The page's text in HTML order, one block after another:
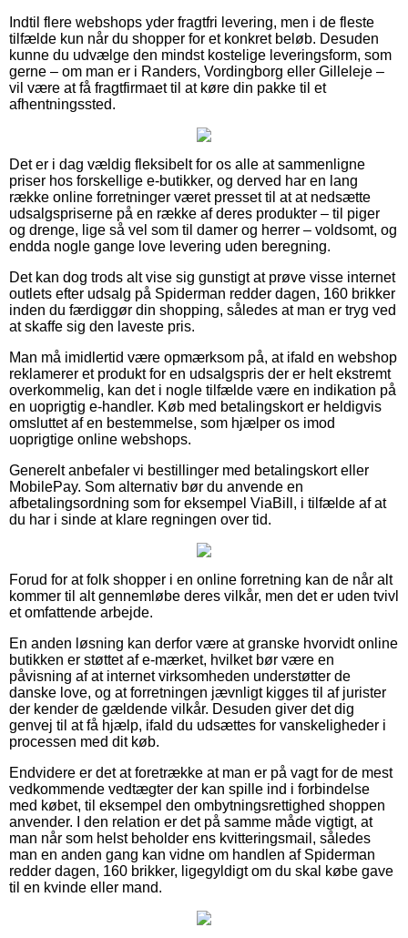
Indtil flere webshops yder fragtfri levering, men i de fleste
tilfælde kun når du shopper for et konkret beløb. Desuden
kunne du udvælge den mindst kostelige leveringsform, som
gerne – om man er i Randers, Vordingborg eller Gilleleje –
vil være at få fragtfirmaet til at køre din pakke til et
afhentningssted.
Det er i dag vældig fleksibelt for os alle at sammenligne
priser hos forskellige e-butikker, og derved har en lang
række online forretninger været presset til at at nedsætte
udsalgspriserne på en række af deres produkter – til piger
og drenge, lige så vel som til damer og herrer – voldsomt, og
endda nogle gange love levering uden beregning.
Det kan dog trods alt vise sig gunstigt at prøve visse internet
outlets efter udsalg på Spiderman redder dagen, 160 brikker
inden du færdiggør din shopping, således at man er tryg ved
at skaffe sig den laveste pris.
Man må imidlertid være opmærksom på, at ifald en webshop
reklamerer et produkt for en udsalgspris der er helt ekstremt
overkommelig, kan det i nogle tilfælde være en indikation på
en uoprigtig e-handler. Køb med betalingskort er heldigvis
omsluttet af en bestemmelse, som hjælper os imod
uoprigtige online webshops.
Generelt anbefaler vi bestillinger med betalingskort eller
MobilePay. Som alternativ bør du anvende en
afbetalingsordning som for eksempel ViaBill, i tilfælde af at
du har i sinde at klare regningen over tid.
Forud for at folk shopper i en online forretning kan de når alt
kommer til alt gennemløbe deres vilkår, men det er uden tvivl
et omfattende arbejde.
En anden løsning kan derfor være at granske hvorvidt online
butikken er støttet af e-mærket, hvilket bør være en
påvisning af at internet virksomheden understøtter de
danske love, og at forretningen jævnligt kigges til af jurister
der kender de gældende vilkår. Desuden giver det dig
genvej til at få hjælp, ifald du udsættes for vanskeligheder i
processen med dit køb.
Endvidere er det at foretrække at man er på vagt for de mest
vedkommende vedtægter der kan spille ind i forbindelse
med købet, til eksempel den ombytningsrettighed shoppen
anvender. I den relation er det på samme måde vigtigt, at
man når som helst beholder ens kvitteringsmail, således
man en anden gang kan vidne om handlen af Spiderman
redder dagen, 160 brikker, ligegyldigt om du skal købe gave
til en kvinde eller mand.